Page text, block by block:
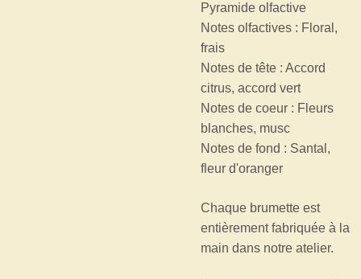
Pyramide olfactive
Notes olfactives : Floral,
frais
Notes de tête : Accord
citrus, accord vert
Notes de coeur : Fleurs
blanches, musc
Notes de fond : Santal,
fleur d'oranger
Chaque brumette est
entièrement fabriquée à la
main dans notre atelier.